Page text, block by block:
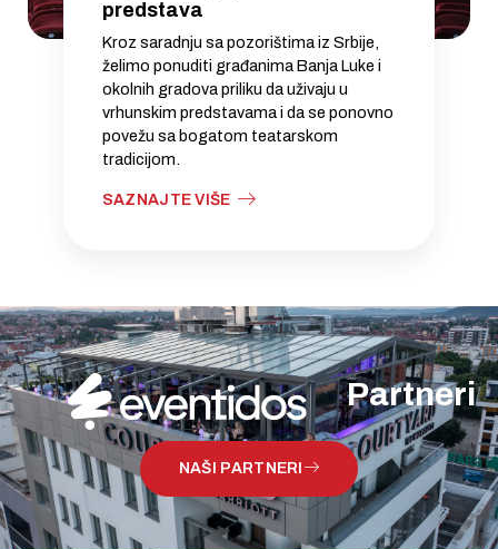
predstava
Kroz saradnju sa pozorištima iz Srbije,
želimo ponuditi građanima Banja Luke i
okolnih gradova priliku da uživaju u
vrhunskim predstavama i da se ponovno
povežu sa bogatom teatarskom
tradicijom.
SAZNAJTE VIŠE
Partneri
NAŠI PARTNERI